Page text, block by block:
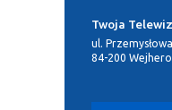
Twoja
ul.
84-200